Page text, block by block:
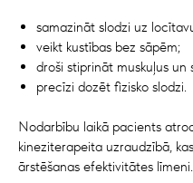
samazināt slodzi uz
veikt kustības bez sāpēm;
droši stiprināt muskuļus un
precīzi dozēt fizisko slodzi.
Nodarbību laikā pacients
kineziterapeita uzraudzībā,
ārstēšanas efektivitātes līmeni.